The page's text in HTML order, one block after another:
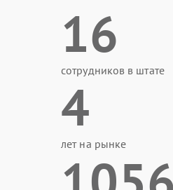
16
сотрудников в штате
4
лет на рынке